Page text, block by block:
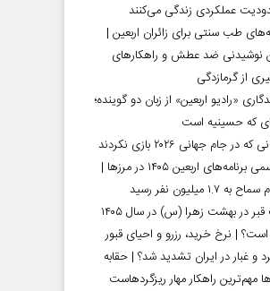
عملکردی زندگی می‌کنند
طب سنتی برای زائران اربعین |
نوشیدنی ضد عطش و راهکارهای
از گرمازدگی
«رادیو اربعین» از زبان دو گوینده؛
که حسینیه است
در جام جهانی ۲۰۲۶ بازی نکردند
آغاز رسمی برنامه‌های اربعین ۱۴۰۵ در مرز‌ها |
۱.۷ میلیون نفر رسید
قیمت قبر در بهشت زهرا (س) در سال ۱۴۰۵
| نرخ خرید، رزرو و احیای قبور
و غبار در ایران تشدید شد؟ | حقابه
مهم‌ترین راهکار مهار ریزگردهاست